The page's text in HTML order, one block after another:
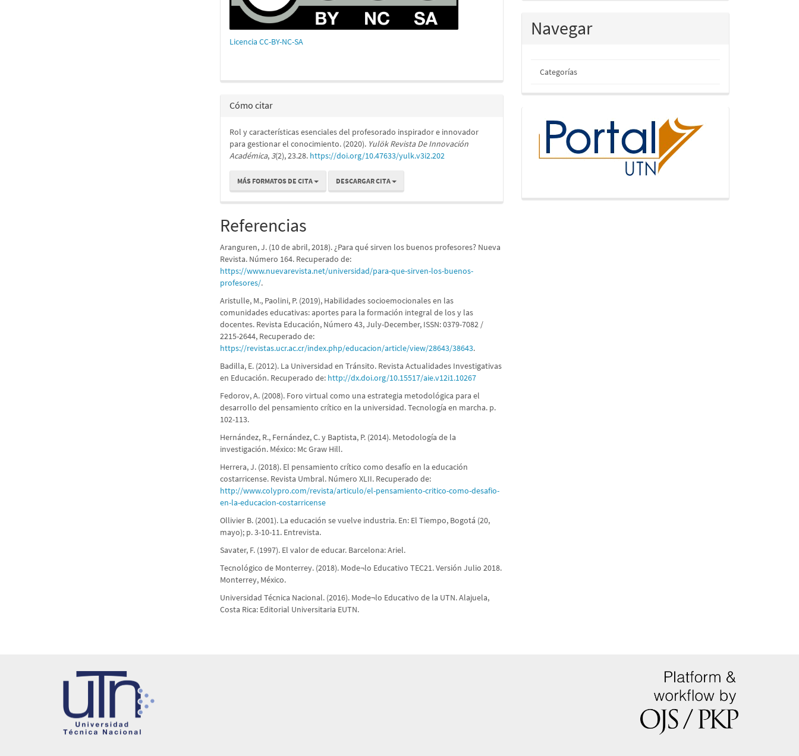
Licencia CC-BY-NC-SA
Cómo citar
Rol y características esenciales del profesorado inspirador e innovador
para gestionar el conocimiento. (2020). Yulök Revista De Innovación
Académica, 3(2), 23.28. https://doi.org/10.47633/yulk.v3i2.202
MÁS FORMATOS DE CITA DESCARGAR CITA
Referencias
Aranguren, J. (10 de abril, 2018). ¿Para qué sirven los buenos profesores? Nueva
Revista. Número 164. Recuperado de:
https://www.nuevarevista.net/universidad/para-que-sirven-los-buenos-
profesores/.
Aristulle, M., Paolini, P. (2019), Habilidades socioemocionales en las
comunidades educativas: aportes para la formación integral de los y las
docentes. Revista Educación, Número 43, July-December, ISSN: 0379-7082 /
2215-2644, Recuperado de:
https://revistas.ucr.ac.cr/index.php/educacion/article/view/28643/38643.
Badilla, E. (2012). La Universidad en Tránsito. Revista Actualidades Investigativas
en Educación. Recuperado de: http://dx.doi.org/10.15517/aie.v12i1.10267
Fedorov, A. (2008). Foro virtual como una estrategia metodológica para el
desarrollo del pensamiento crítico en la universidad. Tecnología en marcha. p.
102-113.
Hernández, R., Fernández, C. y Baptista, P. (2014). Metodología de la
investigación. México: Mc Graw Hill.
Herrera, J. (2018). El pensamiento crítico como desafío en la educación
costarricense. Revista Umbral. Número XLII. Recuperado de:
http://www.colypro.com/revista/articulo/el-pensamiento-critico-como-desafio-
en-la-educacion-costarricense
Ollivier B. (2001). La educación se vuelve industria. En: El Tiempo, Bogotá (20,
mayo); p. 3-10-11. Entrevista.
Savater, F. (1997). El valor de educar. Barcelona: Ariel.
Tecnológico de Monterrey. (2018). Mode¬lo Educativo TEC21. Versión Julio 2018.
Monterrey, México.
Universidad Técnica Nacional. (2016). Mode¬lo Educativo de la UTN. Alajuela,
Costa Rica: Editorial Universitaria EUTN.
Navegar
Categorías
inicio